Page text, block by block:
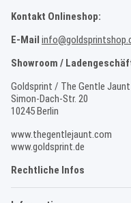
Kontakt Onlineshop:
E-Mail
Showroom /
Goldsprint / The Gentle Jaunt
Simon-Dach-Str. 20
10245 Berlin
www.thegentlejaunt.com
www.goldsprint.de
Rechtliche Infos